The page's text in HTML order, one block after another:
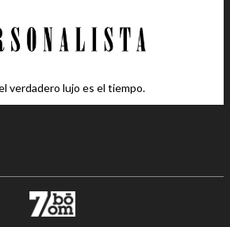
verdadero lujo es el tiempo.